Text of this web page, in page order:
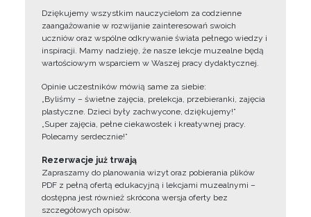
Dziękujemy wszystkim nauczycielom za codzienne
zaangażowanie w rozwijanie zainteresowań swoich
uczniów oraz wspólne odkrywanie świata pełnego wiedzy i
inspiracji. Mamy nadzieję, że nasze lekcje muzealne będą
wartościowym wsparciem w Waszej pracy dydaktycznej.
Opinie uczestników mówią same za siebie:
„Byliśmy – świetne zajęcia, prelekcja, przebieranki, zajęcia
plastyczne. Dzieci były zachwycone, dziękujemy!”
„Super zajęcia, pełne ciekawostek i kreatywnej pracy.
Polecamy serdecznie!”
Rezerwacje już trwają
Zapraszamy do planowania wizyt oraz pobierania plików
PDF z pełną ofertą edukacyjną i lekcjami muzealnymi –
dostępna jest również skrócona wersja oferty bez
szczegółowych opisów.